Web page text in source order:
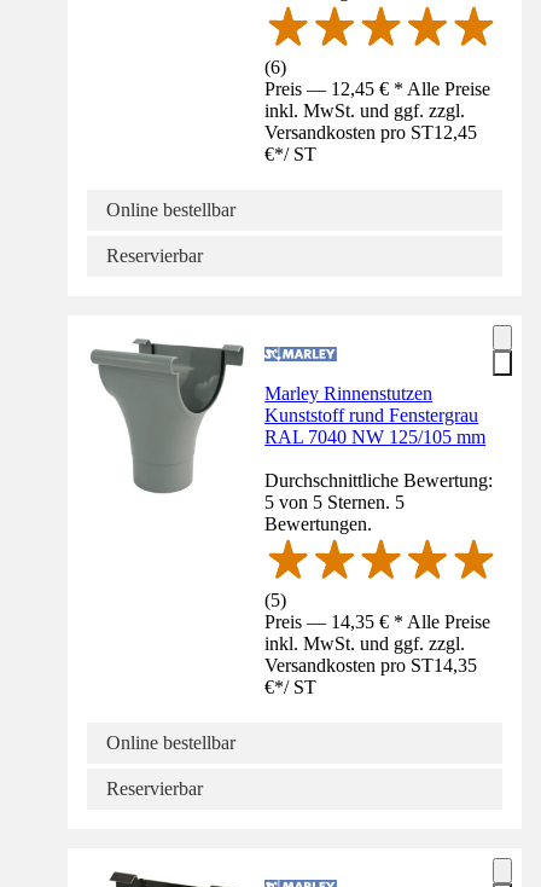
(6)
Preis — 12,45 € * Alle Preise
inkl. MwSt. und ggf. zzgl.
Versandkosten pro ST12,45
€*/ ST
Online bestellbar
Reservierbar
Marley Rinnenstutzen
Kunststoff rund Fenstergrau
RAL 7040 NW 125/105 mm
Durchschnittliche Bewertung:
5 von 5 Sternen. 5
Bewertungen.
(5)
Preis — 14,35 € * Alle Preise
inkl. MwSt. und ggf. zzgl.
Versandkosten pro ST14,35
€*/ ST
Online bestellbar
Reservierbar